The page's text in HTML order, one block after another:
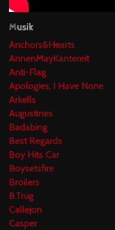
Musik
Anchors&Hearts
AnnenMayKantereit
Anti-Flag
Apologies, I Have None
Arkells
Augustines
Badabing
Best Regards
Boy Hits Car
Boysetsfire
Broilers
B.Trug
Callejon
Casper